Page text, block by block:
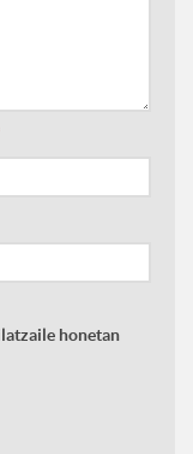
honetan